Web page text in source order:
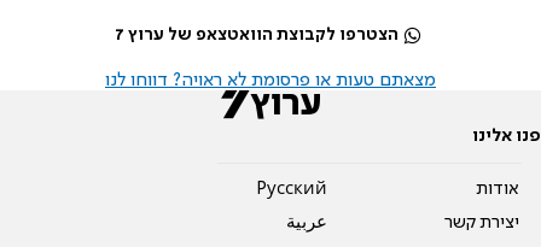
הצטרפו לקבוצת הוואטצאפ של ערוץ 7
מצאתם טעות או פרסומת לא ראויה? דווחו לנו
פנו אלינו
אודות
יצירת קשר
Pусский
عربية